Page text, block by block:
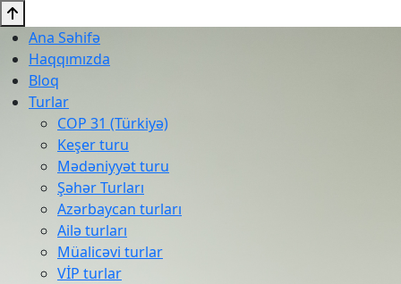
Ana Səhifə
Haqqımızda
Bloq
Turlar
COP 31 (Türkiyə)
Keşer turu
Mədəniyyət turu
Şəhər Turları
Azərbaycan turları
Ailə turları
Müalicəvi turlar
VİP turlar